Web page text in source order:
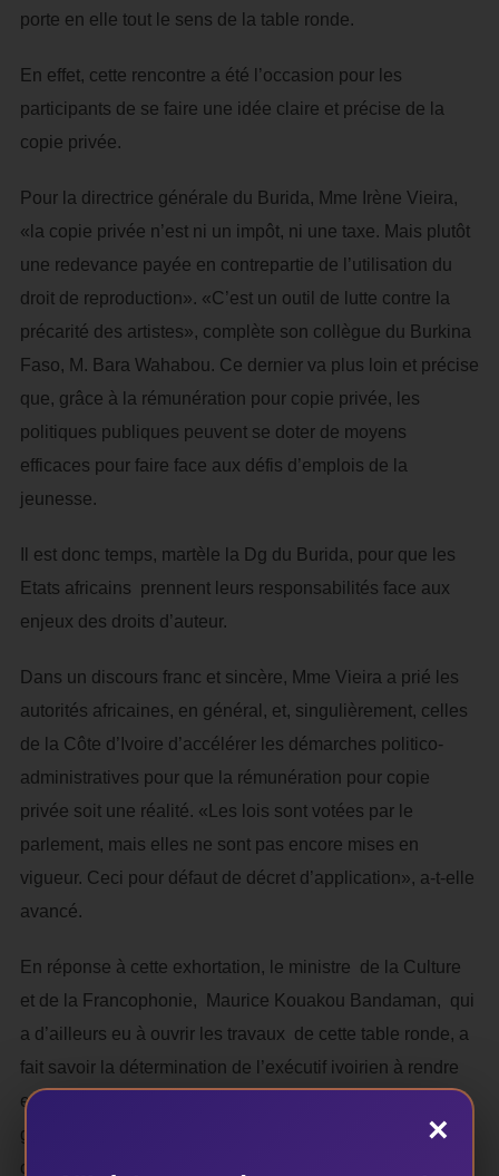
porte en elle tout le sens de la table ronde.
En effet, cette rencontre a été l’occasion pour les
participants de se faire une idée claire et précise de la
copie privée.
Pour la directrice générale du Burida, Mme Irène Vieira,
«la copie privée n’est ni un impôt, ni une taxe. Mais plutôt
une redevance payée en contrepartie de l’utilisation du
droit de reproduction». «C’est un outil de lutte contre la
précarité des artistes», complète son collègue du Burkina
Faso, M. Bara Wahabou. Ce dernier va plus loin et précise
que, grâce à la rémunération pour copie privée, les
politiques publiques peuvent se doter de moyens
efficaces pour faire face aux défis d’emplois de la
jeunesse.
Il est donc temps, martèle la Dg du Burida, pour que les
Etats africains prennent leurs responsabilités face aux
enjeux des droits d’auteur.
Dans un discours franc et sincère, Mme Vieira a prié les
autorités africaines, en général, et, singulièrement, celles
de la Côte d’Ivoire d’accélérer les démarches politico-
administratives pour que la rémunération pour copie
privée soit une réalité. «Les lois sont votées par le
parlement, mais elles ne sont pas encore mises en
vigueur. Ceci pour défaut de décret d’application», a-t-elle
avancé.
En réponse à cette exhortation, le ministre de la Culture
et de la Francophonie, Maurice Kouakou Bandaman, qui
a d’ailleurs eu à ouvrir les travaux de cette table ronde, a
fait savoir la détermination de l’exécutif ivoirien à rendre
effective la loi sur les droits d’auteur. Pour le
gouvernement ivoirien, explique-t-il, «le monde de la
culture est le levier de l’émergence de la Côte d’Ivoire».
×